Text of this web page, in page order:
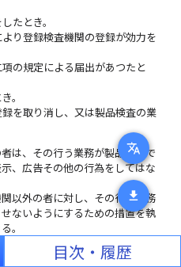
translate
download
たとき。
り登録検査機関の登録が効力を
の規定による届出があつたと
。
を取り消し、又は製品検査の業
は、その行う業務が製品検査で
、広告その他の行為をしてはな
以外の者に対し、その行う業務
ないようにするための措置を執
。
法律の施行に必要な限度におい
目次・履歴